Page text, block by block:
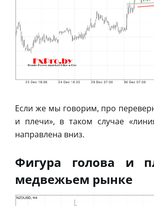
Если же мы говорим, про
и плечи», в таком случае
направлена вниз.
Фигура голова и
медвежьем рынке